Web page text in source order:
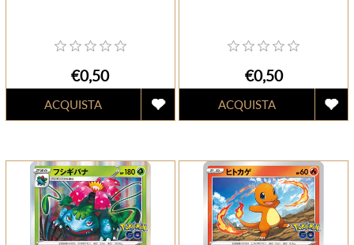
€0,50 €0,50